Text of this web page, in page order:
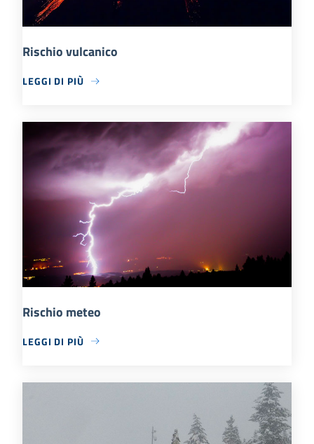
Rischio vulcanico
LEGGI DI PIÙ
Rischio meteo
LEGGI DI PIÙ